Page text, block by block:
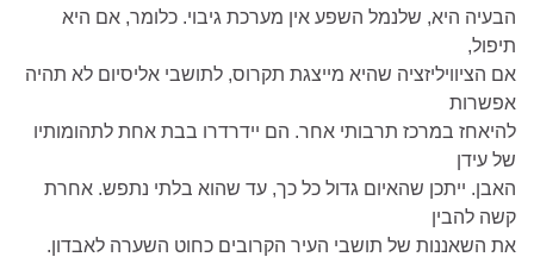
הבעיה היא, שלנמל השפע אין מערכת גיבוי. כלומר, אם היא
תיפול,
אם הציוויליזציה שהיא מייצגת תקרוס, לתושבי אליסיום לא תהיה
אפשרות
להיאחז במרכז תרבותי אחר. הם יידרדרו בבת אחת לתהומותיו
של עידן
האבן. ייתכן שהאיום גדול כל כך, עד שהוא בלתי נתפש. אחרת
קשה להבין
את השאננות של תושבי העיר הקרובים כחוט השערה לאבדון.